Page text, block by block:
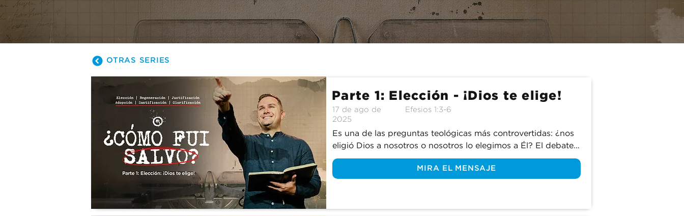
proceso de la salvación y por qué necesitamos saberlo? Acompáñanos
mientras exploramos las seis doctrinas de la salvación y aprendemos cómo
impacta nuestra vida diaria.
OTRAS SERIES
Parte 1: Elección - ¡Dios te elige!
17 de ago de
2025
Efesios 1:3-6
Es una de las preguntas teológicas más controvertidas: ¿nos
eligió Dios a nosotros o nosotros lo elegimos a Él? El debate
entre la predestinación y el libre albedrío ha afectado a la
Iglesia durante siglos, e incluso ha dividido a los cristianos en
MIRA EL MENSAJE